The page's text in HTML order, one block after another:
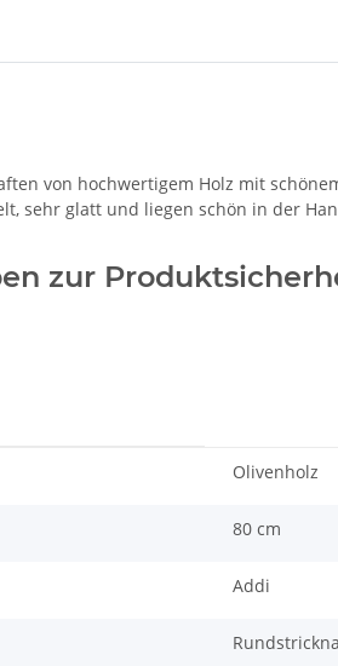
von hochwertigem Holz mit
sehr glatt und liegen schön in der
zur
Olivenholz
80 cm
Addi